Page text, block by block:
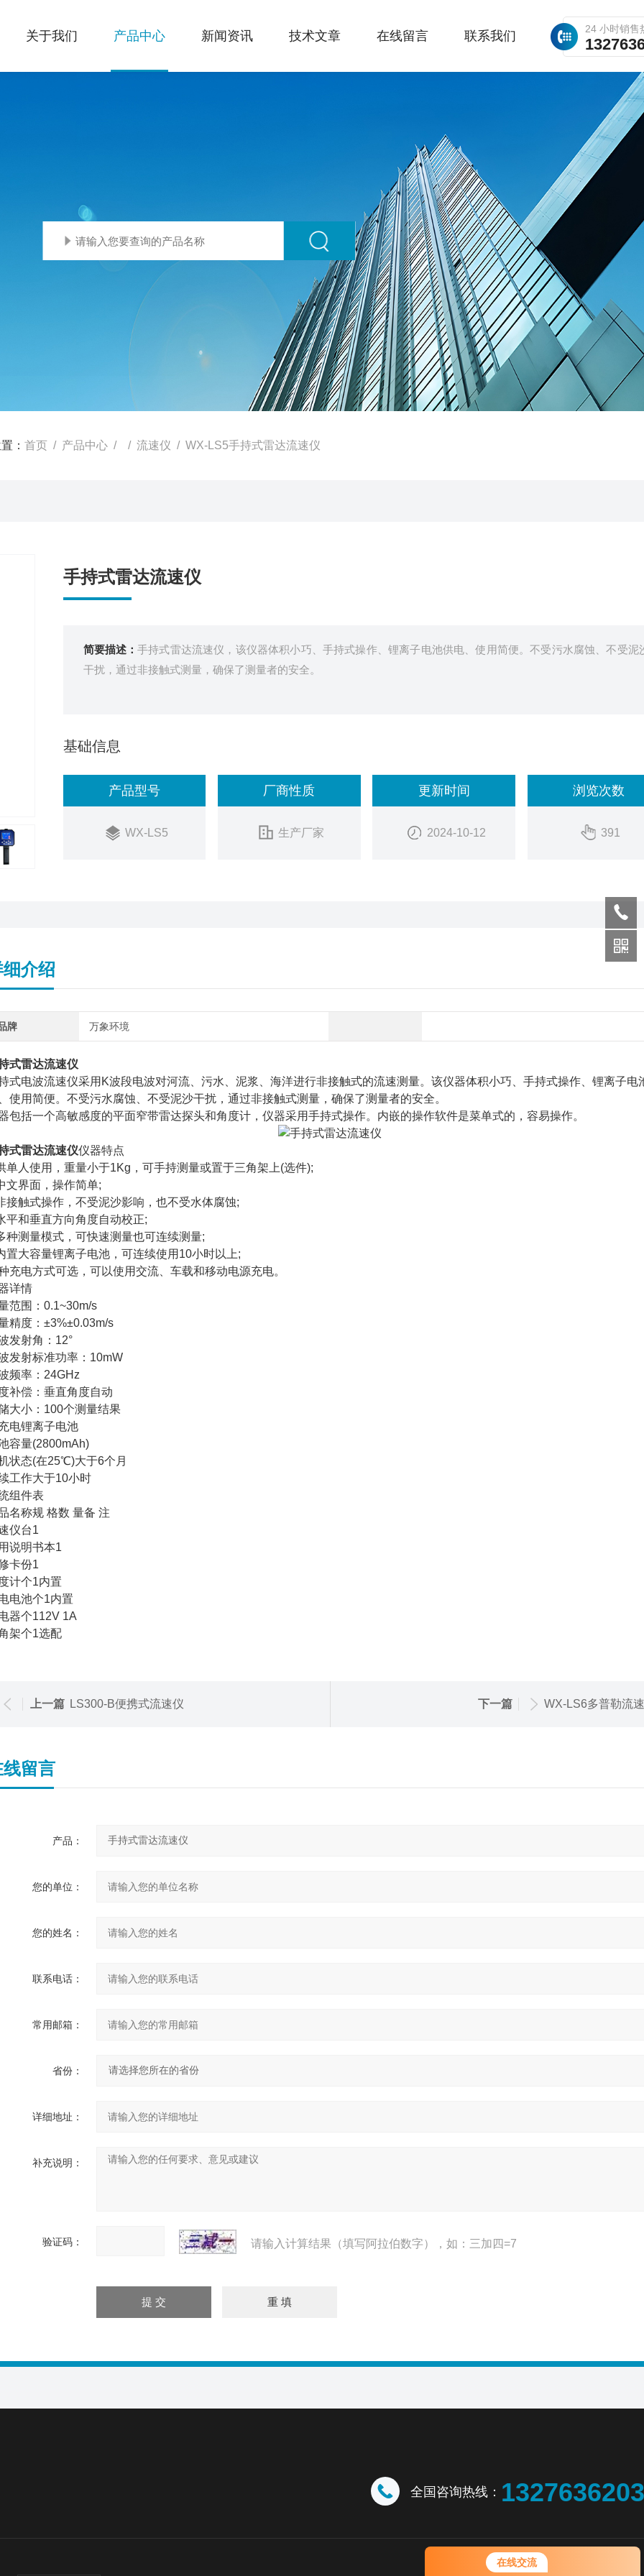
在线交流
您好！欢迎前来咨询，很高兴为您
服务，请问您要咨询什么问题呢？
24 小时销售
关于我们 产品中心 新闻资讯 技术文章 在线留言 联系我们
： 首页 / 产品中心 / / 流速仪 / WX-LS5手持式雷达流速仪
手持式雷达流速仪
简要描述： 手持式雷达流速仪，该仪器体积小巧、手持式操作、锂离子电池供电、使用简便。不受污水腐蚀、不受泥
干扰，通过非接触式测量，确保了测量者的安全。
基础信息
产品型号
WX-LS5
厂商性质
生产厂家
更新时间
2024-10-12
浏览次数
391
介绍
牌 万象环境
式雷达流速仪
式电波流速仪采用K波段电波对河流、污水、泥浆、海洋进行非接触式的流速测量。该仪器体积小巧、手持式操作、锂离子电
使用简便。不受污水腐蚀、不受泥沙干扰，通过非接触式测量，确保了测量者的安全。
包括一个高敏感度的平面窄带雷达探头和角度计，仪器采用手持式操作。内嵌的操作软件是菜单式的，容易操作。
式雷达流速仪仪器特点
单人使用，重量小于1Kg，可手持测量或置于三角架上(选件);
文界面，操作简单;
接触式操作，不受泥沙影响，也不受水体腐蚀;
平和垂直方向角度自动校正;
种测量模式，可快速测量也可连续测量;
置大容量锂离子电池，可连续使用10小时以上;
充电方式可选，可以使用交流、车载和移动电源充电。
详情
范围：0.1~30m/s
精度：±3%±0.03m/s
发射角：12°
发射标准功率：10mW
频率：24GHz
补偿：垂直角度自动
大小：100个测量结果
电锂离子电池
容量(2800mAh)
状态(在25℃)大于6个月
工作大于10小时
组件表
名称规 格数 量备 注
仪台1
说明书本1
卡份1
计个1内置
电池个1内置
器个112V 1A
架个1选配
上一篇 LS300-B便携式流速仪 下一篇 WX-LS6多普勒流
线留言
产品：
您的单位：
您的姓名：
联系电话：
常用邮箱：
省份：
详细地址：
补充说明：
验证码： 请输入计算结果（填写阿拉伯数字），如：三加四=7
全国咨询热线：